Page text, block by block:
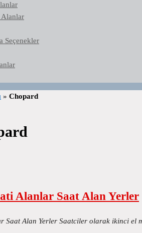
Alanlar
Seçenekler
» Chopard
Alanlar Saat Alan Yerler
Saat Alan Yerler Saatciler olarak ikinci el